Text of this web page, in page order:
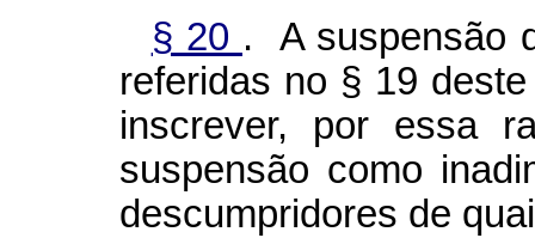
§ 20 . A suspensão
referidas no § 19
inscrever, por essa
suspensão como
descumpridores de